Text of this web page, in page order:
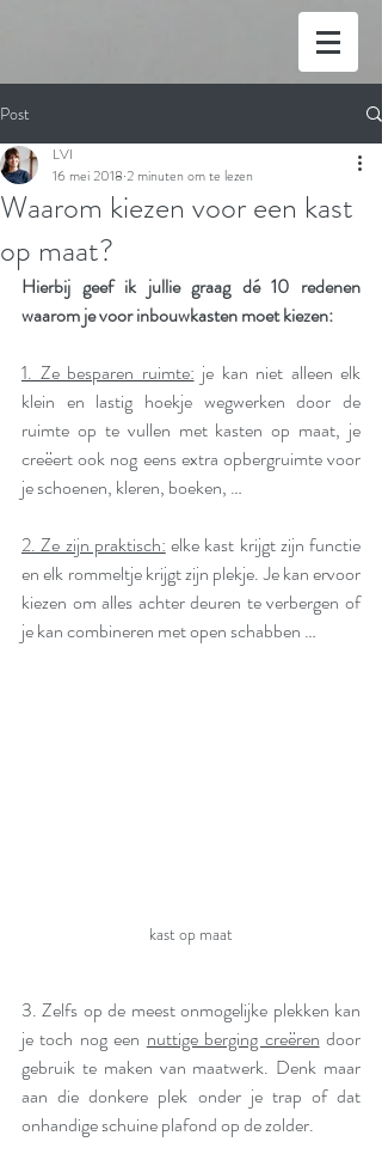
Post
Waarom kiezen voor een kast
op maat?
LVI
16 mei 2018 2 minuten om te lezen
Hierbij geef ik jullie graag dé 10 redenen
waarom je voor inbouwkasten moet kiezen:
1. Ze besparen ruimte: je kan niet alleen elk
klein en lastig hoekje wegwerken door de
ruimte op te vullen met kasten op maat, je
creëert ook nog eens extra opbergruimte voor
je schoenen, kleren, boeken, …
2. Ze zijn praktisch: elke kast krijgt zijn functie
en elk rommeltje krijgt zijn plekje. Je kan ervoor
kiezen om alles achter deuren te verbergen of
je kan combineren met open schabben …
kast op maat
3. Zelfs op de meest onmogelijke plekken kan
je toch nog een nuttige berging creëren door
gebruik te maken van maatwerk. Denk maar
aan die donkere plek onder je trap of dat
onhandige schuine plafond op de zolder.